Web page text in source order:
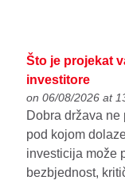
Što je projekat
investitore
on 06/08/2026 at
Dobra država
pod kojom
investicija može
bezbjednost,